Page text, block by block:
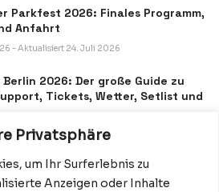
Privatsphäre
um Ihr Surferlebnis zu
Anzeigen oder Inhalte
Parkfest 2026: Finales Programm,
Anfahrt
- Aktualisiert 24. Juli 2026
Berlin 2026: Der große Guide zu
Tickets, Wetter, Setlist und
- Aktualisiert 10. Juli 2026